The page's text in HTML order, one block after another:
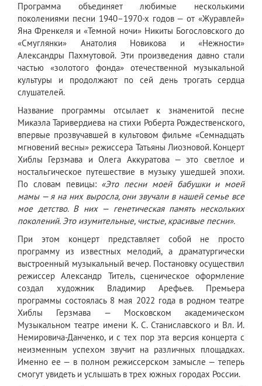
Программа объединяет любимые несколькими
поколениями песни 1940–1970-х годов — от «Журавлей»
Яна Френкеля и «Темной ночи» Никиты Богословского до
«Смуглянки» Анатолия Новикова и «Нежности»
Александры Пахмутовой. Эти произведения давно стали
частью «золотого фонда» отечественной музыкальной
культуры и продолжают по сей день трогать сердца
слушателей.
Название программы отсылает к знаменитой песне
Микаэла Таривердиева на стихи Роберта Рождественского,
впервые прозвучавшей в культовом фильме «Семнадцать
мгновений весны» режиссера Татьяны Лиозновой. Концерт
Хиблы Герзмава и Олега Аккуратова — это светлое и
ностальгическое путешествие в музыку ушедшей эпохи.
По словам певицы: «Это песни моей бабушки и моей
мамы — я на них выросла, они звучали в нашей семье все
мое детство. В них — генетическая память нескольких
поколений. Это изумительные, чистые, красивые песни».
При этом концерт представляет собой не просто
программу из известных мелодий, а драматургически
выстроенный музыкальный вечер. Постановку осуществил
режиссер Александр Титель, сценическое оформление
создал художник Владимир Арефьев. Премьера
программы состоялась 8 мая 2022 года в родном театре
Хиблы Герзмава — Московском академическом
Музыкальном театре имени К. С. Станиславского и Вл. И.
Немировича‑Данченко, и с тех пор эта версия концерта с
неизменным успехом звучит на различных площадках.
Именно ее — в полном режиссерском замысле — теперь
смогут увидеть и услышать в трех южных городах России.